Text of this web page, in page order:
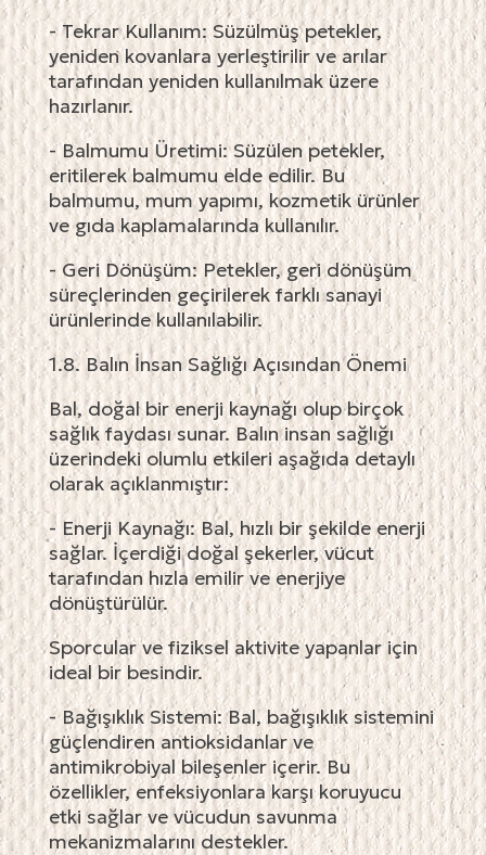
- Tekrar Kullanım: Süzülmüş petekler,
yeniden kovanlara yerleştirilir ve arılar
tarafından yeniden kullanılmak üzere
hazırlanır.
- Balmumu Üretimi: Süzülen petekler,
eritilerek balmumu elde edilir. Bu
balmumu, mum yapımı, kozmetik ürünler
ve gıda kaplamalarında kullanılır.
- Geri Dönüşüm: Petekler, geri dönüşüm
süreçlerinden geçirilerek farklı sanayi
ürünlerinde kullanılabilir.
1.8. Balın İnsan Sağlığı Açısından Önemi
Bal, doğal bir enerji kaynağı olup birçok
sağlık faydası sunar. Balın insan sağlığı
üzerindeki olumlu etkileri aşağıda detaylı
olarak açıklanmıştır:
- Enerji Kaynağı: Bal, hızlı bir şekilde enerji
sağlar. İçerdiği doğal şekerler, vücut
tarafından hızla emilir ve enerjiye
dönüştürülür.
Sporcular ve fiziksel aktivite yapanlar için
ideal bir besindir.
- Bağışıklık Sistemi: Bal, bağışıklık sistemini
güçlendiren antioksidanlar ve
antimikrobiyal bileşenler içerir. Bu
özellikler, enfeksiyonlara karşı koruyucu
etki sağlar ve vücudun savunma
mekanizmalarını destekler.